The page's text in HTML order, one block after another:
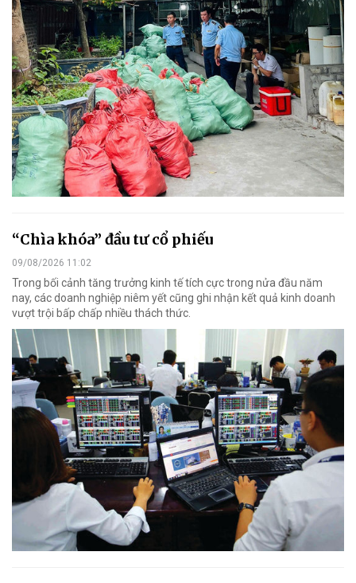
“Chìa khóa” đầu tư cổ phiếu
09/08/2026 11:02
Trong bối cảnh tăng trưởng kinh tế tích cực trong nửa đầu năm
nay, các doanh nghiệp niêm yết cũng ghi nhận kết quả kinh doanh
vượt trội bấp chấp nhiều thách thức.